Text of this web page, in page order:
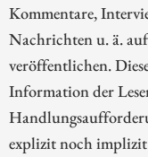
Kommentare,
Nachrichten u. ä.
veröffentlichen.
Information der
explizit noch implizit